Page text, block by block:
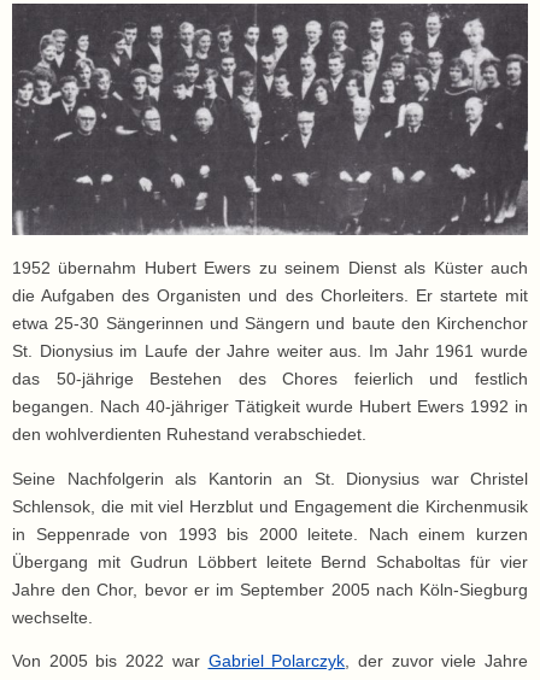
1952 übernahm Hubert Ewers zu seinem Dienst als Küster auch
die Aufgaben des Organisten und des Chorleiters. Er startete mit
etwa 25-30 Sängerinnen und Sängern und baute den Kirchenchor
St. Dionysius im Laufe der Jahre weiter aus. Im Jahr 1961 wurde
das 50-jährige Bestehen des Chores feierlich und festlich
begangen. Nach 40-jähriger Tätigkeit wurde Hubert Ewers 1992 in
den wohlverdienten Ruhestand verabschiedet.
Seine Nachfolgerin als Kantorin an St. Dionysius war Christel
Schlensok, die mit viel Herzblut und Engagement die Kirchenmusik
in Seppenrade von 1993 bis 2000 leitete. Nach einem kurzen
Übergang mit Gudrun Löbbert leitete Bernd Schaboltas für vier
Jahre den Chor, bevor er im September 2005 nach Köln-Siegburg
wechselte.
Von 2005 bis 2022 war Gabriel Polarczyk, der zuvor viele Jahre